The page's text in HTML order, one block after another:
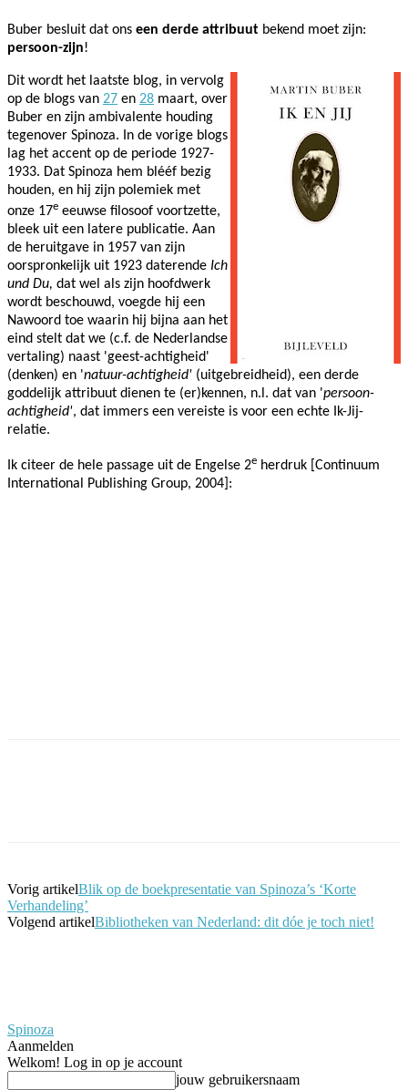
Buber besluit dat ons een derde attribuut bekend moet zijn:
persoon-zijn!
Dit wordt het laatste blog, in vervolg
op de blogs van 27 en 28 maart, over
Buber en zijn ambivalente houding
tegenover Spinoza. In de vorige blogs
lag het accent op de periode 1927-
1933. Dat Spinoza hem blééf bezig
houden, en hij zijn polemiek met
onze 17e eeuwse filosoof voortzette,
bleek uit een latere publicatie. Aan
de heruitgave in 1957 van zijn
oorspronkelijk uit 1923 daterende Ich
und Du, dat wel als zijn hoofdwerk
wordt beschouwd, voegde hij een
Nawoord toe waarin hij bijna aan het
eind stelt dat we (c.f. de Nederlandse
vertaling) naast 'geest-achtigheid'
(denken) en 'natuur-achtigheid' (uitgebreidheid), een derde
goddelijk attribuut dienen te (er)kennen, n.l. dat van 'persoon-
achtigheid', dat immers een vereiste is voor een echte Ik-Jij-
relatie.
Ik citeer de hele passage uit de Engelse 2e herdruk [Continuum
International Publishing Group, 2004]:
Vorig artikelBlik op de boekpresentatie van Spinoza’s ‘Korte
Verhandeling’
Volgend artikelBibliotheken van Nederland: dit dóe je toch niet!
Spinoza
Aanmelden
Welkom! Log in op je account
jouw gebruikersnaam